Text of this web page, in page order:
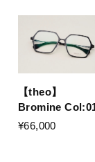
【theo】
Bromine
¥66,000